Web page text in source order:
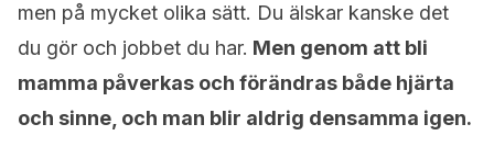
men på mycket olika sätt. Du älskar kanske det
du gör och jobbet du har. Men genom att bli
mamma påverkas och förändras både hjärta
och sinne, och man blir aldrig densamma igen.